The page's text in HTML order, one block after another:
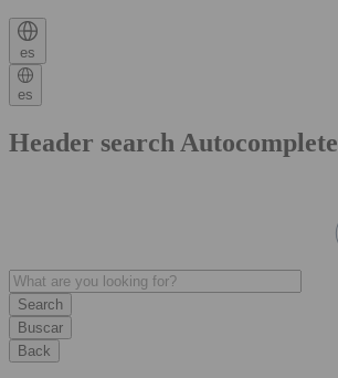
es
es
Header search Autocomplete
Buscar
Back